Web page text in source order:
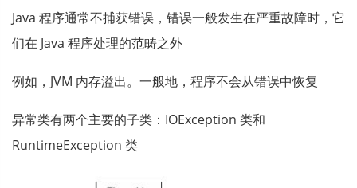
Java 程序通常不捕获错误，错误一般发生在严重故障时，它
们在 Java 程序处理的范畴之外
例如，JVM 内存溢出。一般地，程序不会从错误中恢复
异常类有两个主要的子类：IOException 类和
RuntimeException 类